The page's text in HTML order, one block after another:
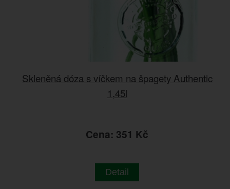
Skleněná dóza s víčkem na špagety Authentic
1,45l
Cena: 351 Kč
Detail